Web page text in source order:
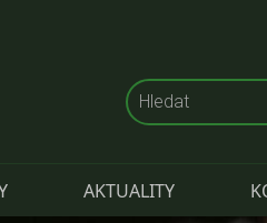
AKTUALITY